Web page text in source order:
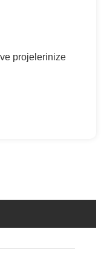
projelerinize